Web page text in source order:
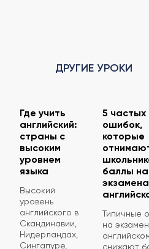
ДРУГИЕ УРОКИ
Где учить
английский:
страны с
высоким
уровнем
языка
Высокий
уровень
английского в
Скандинавии,
Нидерландах,
Сингапуре,
5 частых
ошибок,
которые
баллы на
Типичные
на
снижают